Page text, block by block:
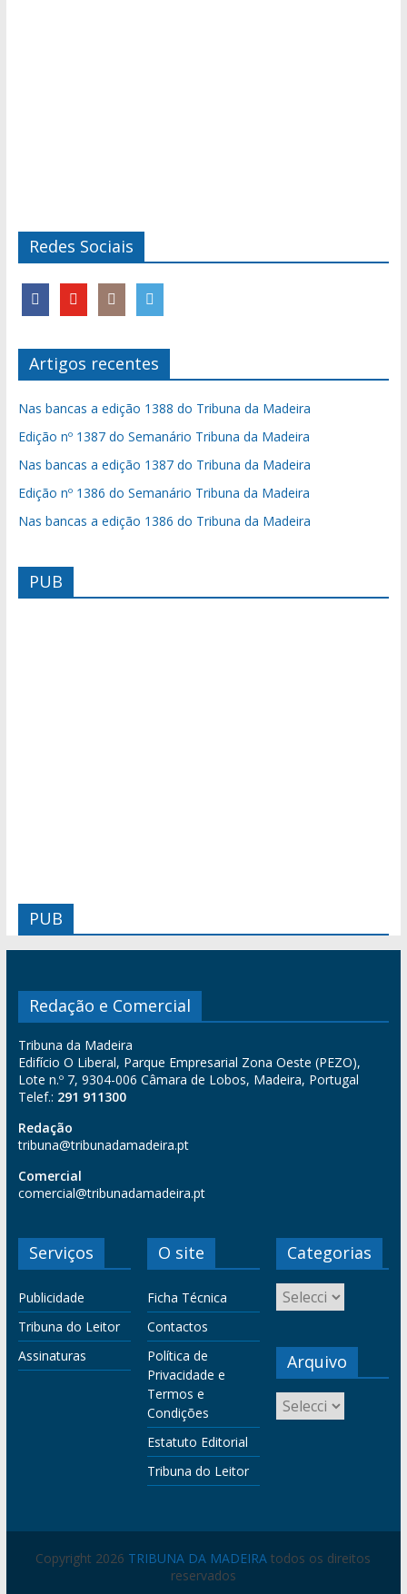
Redes Sociais
Artigos recentes
Nas bancas a edição 1388 do Tribuna da Madeira
Edição nº 1387 do Semanário Tribuna da Madeira
Nas bancas a edição 1387 do Tribuna da Madeira
Edição nº 1386 do Semanário Tribuna da Madeira
Nas bancas a edição 1386 do Tribuna da Madeira
PUB
PUB
Redação e Comercial
Tribuna da Madeira
Edifício O Liberal, Parque Empresarial Zona Oeste (PEZO),
Lote n.º 7, 9304-006 Câmara de Lobos, Madeira, Portugal
Telef.: 291 911300
Redação
tribuna@tribunadamadeira.pt
Comercial
comercial@tribunadamadeira.pt
Serviços
Publicidade
Tribuna do Leitor
Assinaturas
O site
Ficha Técnica
Contactos
Política de
Privacidade e
Termos e
Condições
Estatuto Editorial
Tribuna do Leitor
Categorias
Arquivo
Copyright 2026 TRIBUNA DA MADEIRA todos os direitos
reservados